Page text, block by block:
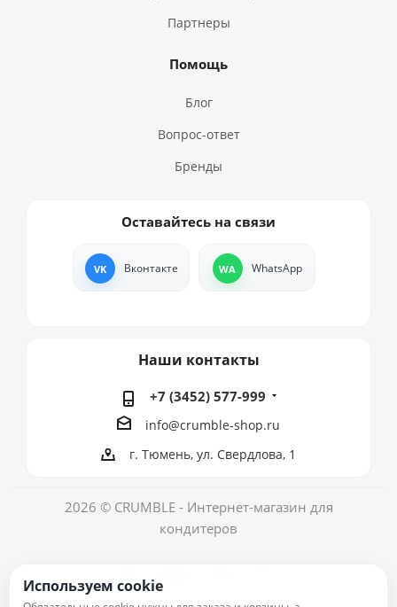
Партнеры
Помощь
Блог
Вопрос-ответ
Бренды
Оставайтесь на связи
Вконтакте WhatsApp
Наши контакты
+7 (3452) 577-999
info@crumble-shop.ru
г. Тюмень, ул. Свердлова, 1
2026 © CRUMBLE - Интернет-магазин для
кондитеров
Используем cookie